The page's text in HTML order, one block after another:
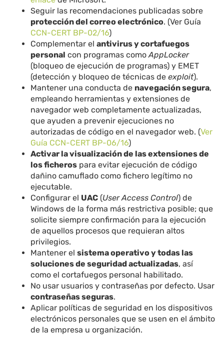
Seguir las recomendaciones publicadas sobre
protección del correo electrónico. (Ver Guía
CCN-CERT BP-02/16)
Complementar elantivirus y cortafuegos
personal con programas comoAppLocker
(bloqueo de ejecución de programas) y EMET
(detección y bloqueo de técnicas deexploit).
Mantener una conducta de navegación segura,
empleando herramientas y extensiones de
navegador web completamente actualizadas,
que ayuden a prevenir ejecuciones no
autorizadas de código en el navegador web. (Ver
Guía CCN-CERT BP-06/16)
Activar la visualización de las extensiones de
los ficheros para evitar ejecución de código
dañino camuflado como fichero legítimo no
ejecutable.
Configurar el UAC (User Access Control) de
Windows de la forma más restrictiva posible; que
solicite siempre confirmación para la ejecución
de aquellos procesos que requieran altos
privilegios.
Mantener elsistema operativo y todas las
soluciones de seguridad actualizadas, así
como el cortafuegos personal habilitado.
No usar usuarios y contraseñas por defecto. Usar
contraseñas seguras.
Aplicar políticas de seguridad en los dispositivos
electrónicos personales que se usen en el ámbito
de la empresa u organización.